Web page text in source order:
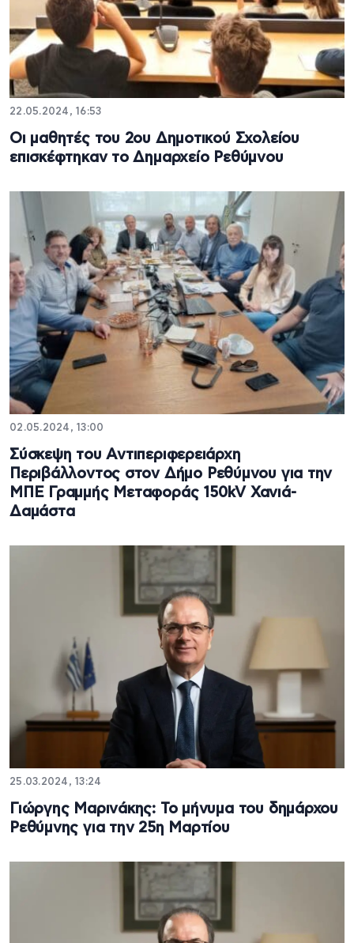
22.05.2024, 16:53
Οι μαθητές του 2ου Δημοτικού Σχολείου
επισκέφτηκαν το Δημαρχείο Ρεθύμνου
02.05.2024, 13:00
Σύσκεψη του Αντιπεριφερειάρχη
Περιβάλλοντος στον Δήμο Ρεθύμνου για την
ΜΠΕ Γραμμής Μεταφοράς 150kV Χανιά-
Δαμάστα
25.03.2024, 13:24
Γιώργης Μαρινάκης: Το μήνυμα του δημάρχου
Ρεθύμνης για την 25η Μαρτίου